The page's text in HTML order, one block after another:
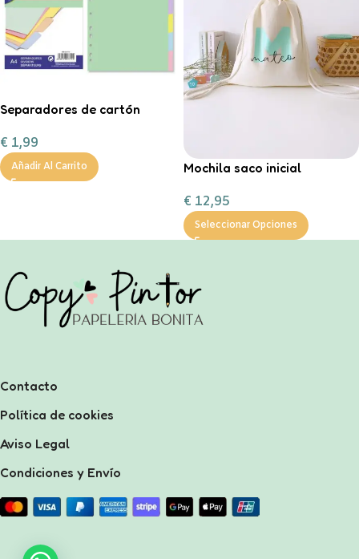
Separadores de cartón
€ 1,99
Añadir Al Carrito
Mochila saco inicial
€ 12,95
Seleccionar Opciones
Contacto
Política de cookies
Aviso Legal
Condiciones y Envío